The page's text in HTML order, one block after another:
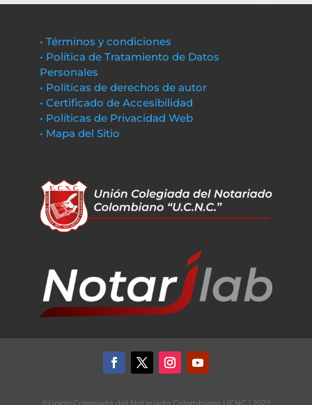
• Términos y condiciones
• Política de Tratamiento de Datos
Personales
• Políticas de derechos de autor
• Certificado de Accesibilidad
• Políticas de Privacidad Web
• Mapa del Sitio
©Unión Colegiada del Notariado Colombiano UCNC | 2022